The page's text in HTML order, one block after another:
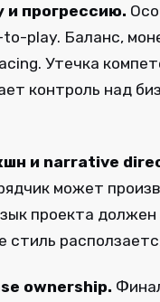
и прогрессию.
play. Баланс,
Утечка
контроль над
и narrative
может
проекта должен
стиль
ownership.